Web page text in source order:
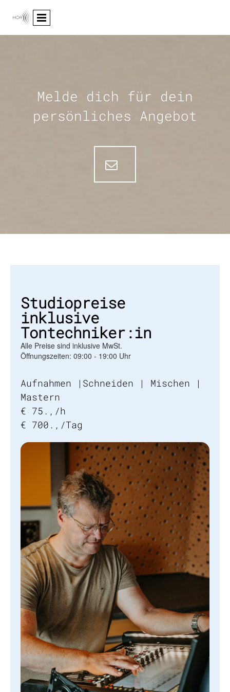
Melde dich für dein
persönliches Angebot

Studiopreise
inklusive
Tontechniker:in
Alle Preise sind inklusive MwSt.
Öffnungszeiten: 09:00 - 19:00 Uhr
Aufnahmen |Schneiden | Mischen |
Mastern
€ 75.,/h
€ 700.,/Tag